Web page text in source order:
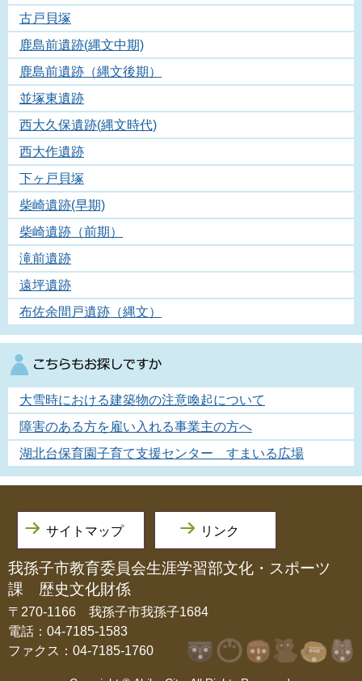
古戸貝塚
鹿島前遺跡(縄文中期)
鹿島前遺跡（縄文後期）
並塚東遺跡
西大久保遺跡(縄文時代)
西大作遺跡
下ヶ戸貝塚
柴崎遺跡(早期)
柴崎遺跡（前期）
滝前遺跡
遠坪遺跡
布佐余間戸遺跡（縄文）
大雪時における建築物の注意喚起について
障害のある方を雇い入れる事業主の方へ
湖北台保育園子育て支援センター すまいる広場
サイトマップ リンク
我孫子市教育委員会生涯学習部文化・スポーツ
課 歴史文化財係
〒270-1166 我孫子市我孫子1684
電話：04-7185-1583
ファクス：04-7185-1760